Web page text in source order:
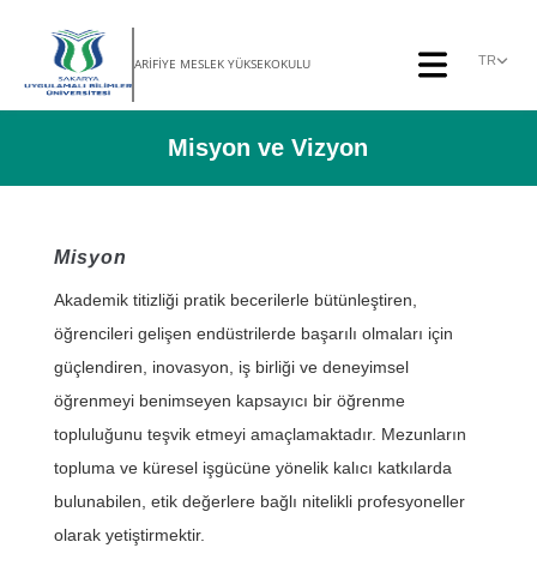
ARİFİYE MESLEK YÜKSEKOKULU TR
Misyon ve Vizyon
Misyon
Akademik titizliği pratik becerilerle bütünleştiren,
öğrencileri gelişen endüstrilerde başarılı olmaları için
güçlendiren, inovasyon, iş birliği ve deneyimsel
öğrenmeyi benimseyen kapsayıcı bir öğrenme
topluluğunu teşvik etmeyi amaçlamaktadır. Mezunların
topluma ve küresel işgücüne yönelik kalıcı katkılarda
bulunabilen, etik değerlere bağlı nitelikli profesyoneller
olarak yetiştirmektir.